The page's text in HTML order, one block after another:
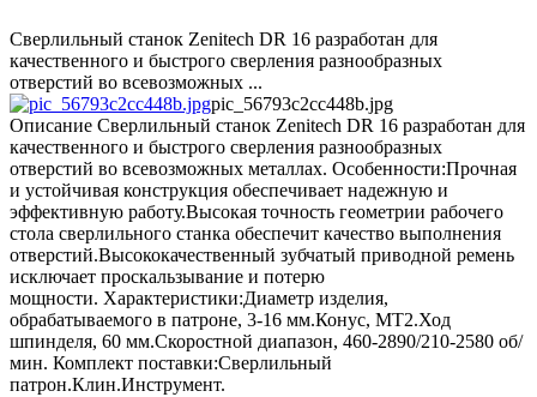
Сверлильный станок Zenitech DR 16 разработан для
качественного и быстрого сверления разнообразных
отверстий во всевозможных ...
pic_56793c2cc448b.jpg
Описание Сверлильный станок Zenitech DR 16 разработан для
качественного и быстрого сверления разнообразных
отверстий во всевозможных металлах. Особенности:Прочная
и устойчивая конструкция обеспечивает надежную и
эффективную работу.Высокая точность геометрии рабочего
стола сверлильного станка обеспечит качество выполнения
отверстий.Высококачественный зубчатый приводной ремень
исключает проскальзывание и потерю
мощности. Характеристики:Диаметр изделия,
обрабатываемого в патроне, 3-16 мм.Конус, МТ2.Ход
шпинделя, 60 мм.Скоростной диапазон, 460-2890/210-2580 об/
мин. Комплект поставки:Сверлильный
патрон.Клин.Инструмент.